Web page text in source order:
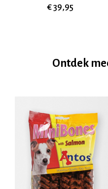
€ 39,95
Ontdek